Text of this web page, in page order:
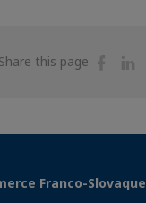
Share this page
Share
Franco-Slovaque